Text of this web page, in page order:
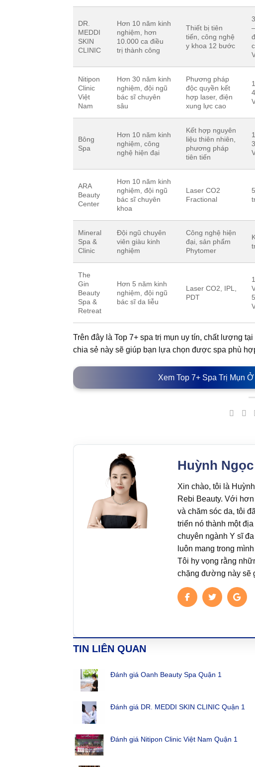
DR.
MEDDI
SKIN
CLINIC
Hơn 10 năm kinh
nghiệm, hơn
10.000 ca điều
trị thành công
Thiết bị tiên
tiến, công nghệ
y khoa 12 bước
Nitipon
Clinic
Việt
Nam
Hơn 30 năm kinh
nghiệm, đội ngũ
bác sĩ chuyên
sâu
Phương pháp
độc quyền kết
hợp laser, điện
xung lực cao
Bông
Spa
Hơn 10 năm kinh
nghiệm, công
nghệ hiện đại
Kết hợp nguyên
liệu thiên nhiên,
phương pháp
tiên tiến
ARA
Beauty
Center
Hơn 10 năm kinh
nghiệm, đội ngũ
bác sĩ chuyên
khoa
Laser CO2
Fractional
Mineral
Spa &
Clinic
Đội ngũ chuyên
viên giàu kinh
nghiệm
Công nghệ hiện
đại, sản phẩm
Phytomer
The
Gin
Beauty
Spa &
Retreat
Hơn 5 năm kinh
nghiệm, đội ngũ
bác sĩ da liễu
Laser CO2, IPL,
PDT
Trên đây là Top 7+ spa trị mụn uy tín, chất lượng
chia sẻ này sẽ giúp bạn lựa chọn được spa phù
Xem Top 7+ Spa Trị Mụn
Huỳnh
Xin chào, tôi là
Rebi Beauty. Với
và chăm sóc da, tôi
triển nó thành một
chuyên ngành Y sĩ
luôn mang trong
Tôi hy vọng rằng
chặng đường này sẽ
TIN LIÊN QUAN
Đánh giá Oanh Beauty Spa Quận 1
Đánh giá DR. MEDDI SKIN CLINIC Quận 1
Đánh giá Nitipon Clinic Việt Nam Quận 1